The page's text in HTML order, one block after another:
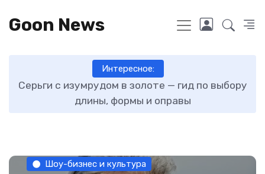
Goon News
Интересное:
Серьги с изумрудом в золоте — гид по выбору
длины, формы и оправы
Шоу-бизнес и культура